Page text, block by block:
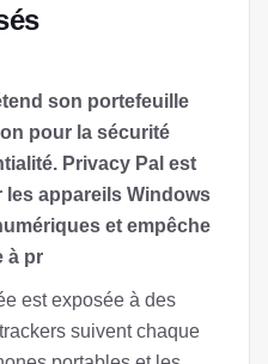
son portefeuille
pour la sécurité
Privacy Pal est
appareils Windows
et empêche
à pr
est exposée à des
suivent chaque